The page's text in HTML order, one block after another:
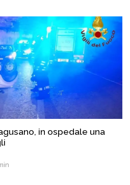
in ospedale una